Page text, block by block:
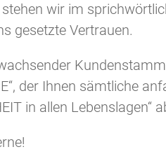
wir im
gesetzte Vertrauen.
der Ihnen sämtliche
in allen Lebenslagen“